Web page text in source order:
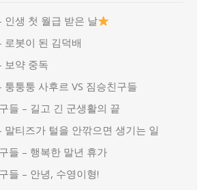
인생 첫 월급 받은 날
로봇이 된 김덕배
보약 중독
퉁퉁퉁 사후르 VS 짐승친구들
들 – 길고 긴 군생활의 끝
말티즈가 털을 안깎으면 생기는 일
들 – 행복한 말년 휴가
들 – 안녕, 수영이형!